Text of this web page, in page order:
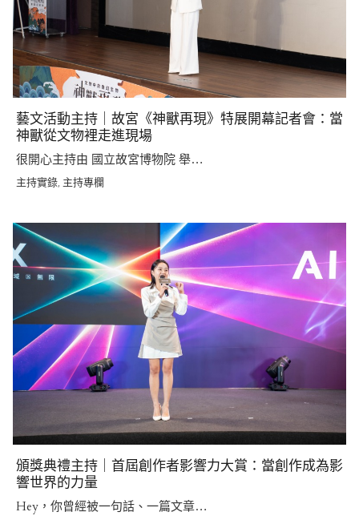
藝文活動主持｜故宮《神獸再現》特展開幕記者會：當
神獸從文物裡走進現場
很開心主持由 國立故宮博物院 舉…
主持實錄 主持專欄
頒獎典禮主持｜首屆創作者影響力大賞：當創作成為影
響世界的力量
Hey，你曾經被一句話、一篇文章…